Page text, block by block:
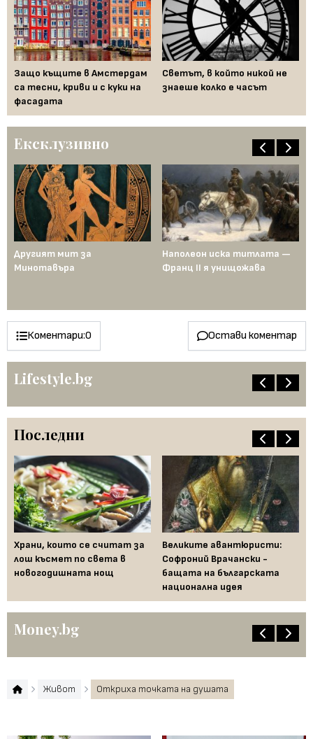
Защо къщите в Амстердам
са тесни, криви и с куки на
фасадата
Светът, в който никой не
знаеше колко е часът
Ексклузивно
Другият мит за
Минотавъра
Наполеон иска титлата —
Франц II я унищожава
Коментари:0 Остави коментар
Lifestyle.bg
Последни
Храни, които се считат за
лош късмет по света в
новогодишната нощ
Великите авантюристи:
Софроний Врачански -
бащата на българската
национална идея
Money.bg
Живот Откриха точката на душата